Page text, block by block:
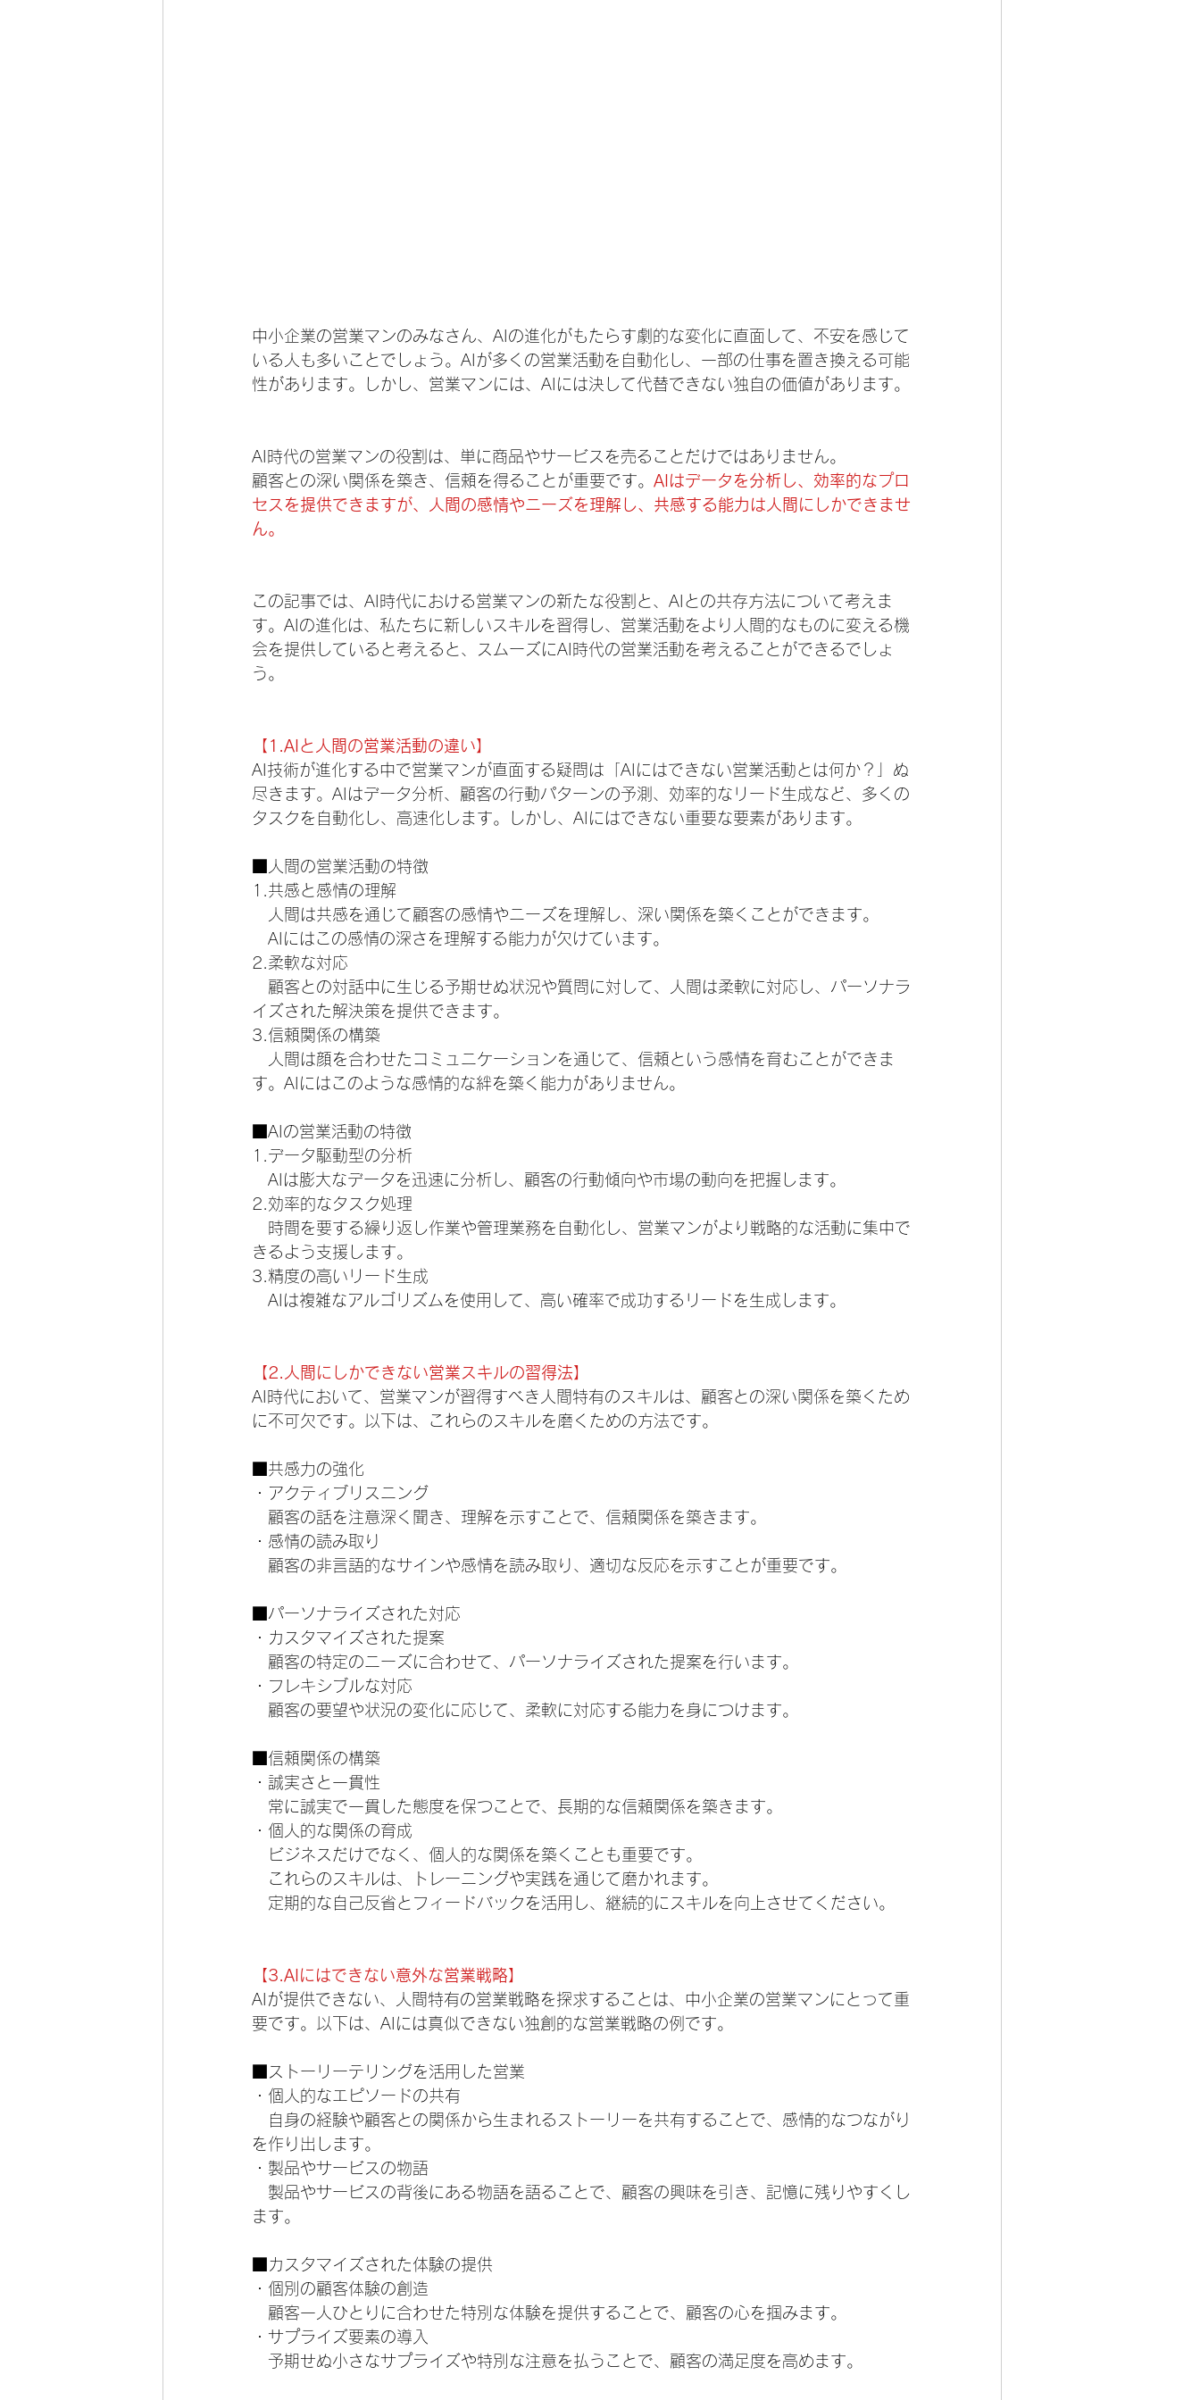
中小企業の営業マンのみなさん、AIの進化がもたらす劇的な変化に直面して、不安を感じて
いる人も多いことでしょう。AIが多くの営業活動を自動化し、一部の仕事を置き換える可能
性があります。しかし、営業マンには、AIには決して代替できない独自の価値があります。
AI時代の営業マンの役割は、単に商品やサービスを売ることだけではありません。
顧客との深い関係を築き、信頼を得ることが重要です。 AIはデータを分析し、効率的なプロ
セスを提供できますが、人間の感情やニーズを理解し、共感する能力は人間にしかできませ
ん。
この記事では、AI時代における営業マンの新たな役割と、AIとの共存方法について考えま
す。AIの進化は、私たちに新しいスキルを習得し、営業活動をより人間的なものに変える機
会を提供していると考えると、スムーズにAI時代の営業活動を考えることができるでしょ
う。
【1.AIと人間の営業活動の違い】
AI技術が進化する中で営業マンが直面する疑問は「AIにはできない営業活動とは何か？」ぬ
尽きます。AIはデータ分析、顧客の行動パターンの予測、効率的なリード生成など、多くの
タスクを自動化し、高速化します。しかし、AIにはできない重要な要素があります。
■人間の営業活動の特徴
1.共感と感情の理解
人間は共感を通じて顧客の感情やニーズを理解し、深い関係を築くことができます。
AIにはこの感情の深さを理解する能力が欠けています。
2.柔軟な対応
顧客との対話中に生じる予期せぬ状況や質問に対して、人間は柔軟に対応し、パーソナラ
イズされた解決策を提供できます。
3.信頼関係の構築
人間は顔を合わせたコミュニケーションを通じて、信頼という感情を育むことができま
す。AIにはこのような感情的な絆を築く能力がありません。
■AIの営業活動の特徴
1.データ駆動型の分析
AIは膨大なデータを迅速に分析し、顧客の行動傾向や市場の動向を把握します。
2.効率的なタスク処理
時間を要する繰り返し作業や管理業務を自動化し、営業マンがより戦略的な活動に集中で
きるよう支援します。
3.精度の高いリード生成
AIは複雑なアルゴリズムを使用して、高い確率で成功するリードを生成します。
【2.人間にしかできない営業スキルの習得法】
AI時代において、営業マンが習得すべき人間特有のスキルは、顧客との深い関係を築くため
に不可欠です。以下は、これらのスキルを磨くための方法です。
■共感力の強化
・アクティブリスニング
顧客の話を注意深く聞き、理解を示すことで、信頼関係を築きます。
・感情の読み取り
顧客の非言語的なサインや感情を読み取り、適切な反応を示すことが重要です。
■パーソナライズされた対応
・カスタマイズされた提案
顧客の特定のニーズに合わせて、パーソナライズされた提案を行います。
・フレキシブルな対応
顧客の要望や状況の変化に応じて、柔軟に対応する能力を身につけます。
■信頼関係の構築
・誠実さと一貫性
常に誠実で一貫した態度を保つことで、長期的な信頼関係を築きます。
・個人的な関係の育成
ビジネスだけでなく、個人的な関係を築くことも重要です。
これらのスキルは、トレーニングや実践を通じて磨かれます。
定期的な自己反省とフィードバックを活用し、継続的にスキルを向上させてください。
【3.AIにはできない意外な営業戦略】
AIが提供できない、人間特有の営業戦略を探求することは、中小企業の営業マンにとって重
要です。以下は、AIには真似できない独創的な営業戦略の例です。
■ストーリーテリングを活用した営業
・個人的なエピソードの共有
自身の経験や顧客との関係から生まれるストーリーを共有することで、感情的なつながり
を作り出します。
・製品やサービスの物語
製品やサービスの背後にある物語を語ることで、顧客の興味を引き、記憶に残りやすくし
ます。
■カスタマイズされた体験の提供
・個別の顧客体験の創造
顧客一人ひとりに合わせた特別な体験を提供することで、顧客の心を掴みます。
・サプライズ要素の導入
予期せぬ小さなサプライズや特別な注意を払うことで、顧客の満足度を高めます。